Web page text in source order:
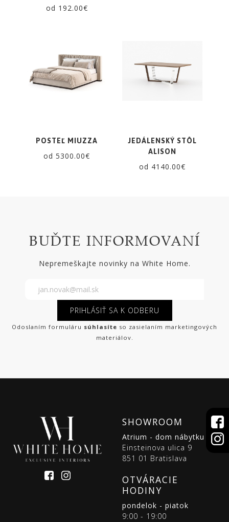
od 192.00€
POSTEĽ MIUZZA
od 5300.00€
JEDÁLENSKÝ STÔL
ALISON
od 4140.00€
BUĎTE INFORMOVANÍ
Nepremeškajte novinky na White Home.
PRIHLÁSIŤ SA K ODBERU
Odoslaním formuláru súhlasíte so zasielaním marketingových
materiálov.
SHOWROOM
Atrium - dom nábytku
Einsteinova ulica 9
851 01 Bratislava
OTVÁRACIE
HODINY
pondelok - piatok
9:00 - 19:00